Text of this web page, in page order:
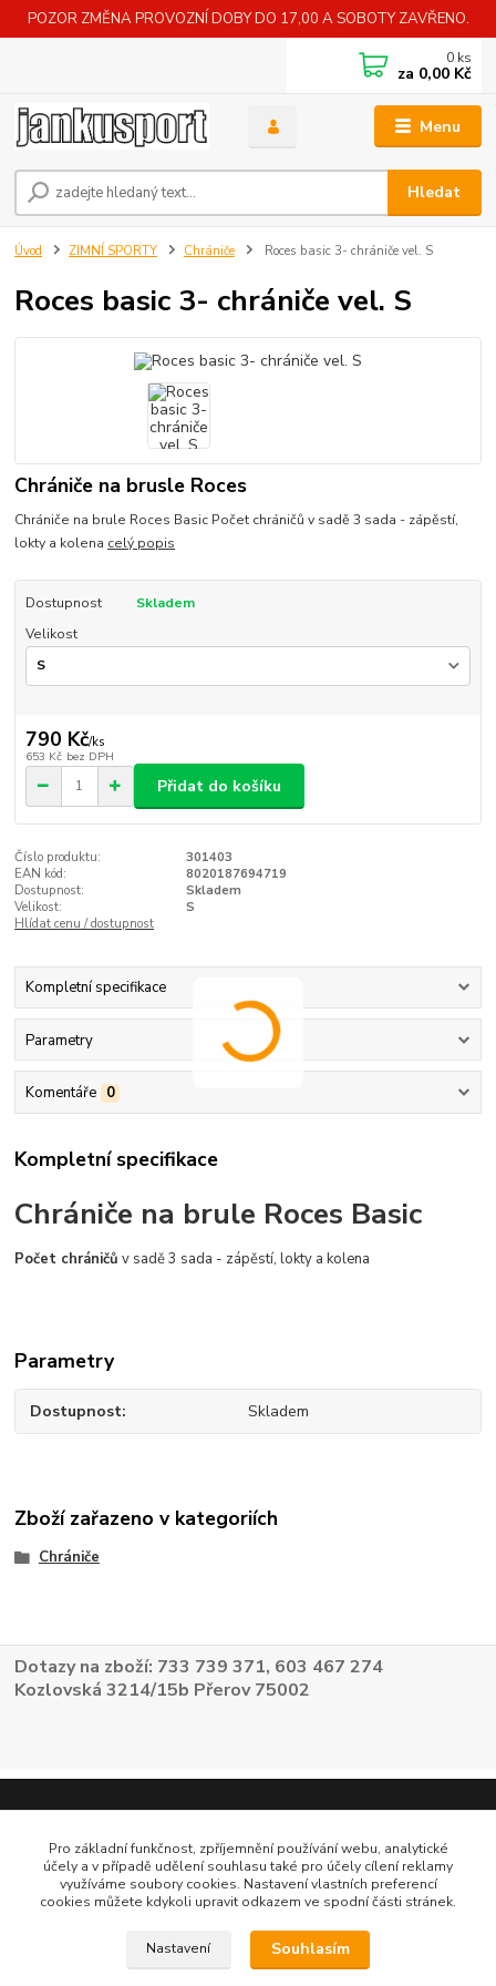
POZOR ZMĚNA PROVOZNÍ DOBY DO 17,00 A SOBOTY ZAVŘENO.
Menu
Hledat
0 ks
za 0,00 Kč
Úvod ZIMNÍ SPORTY Chrániče Roces basic 3- chrániče vel. S
Roces basic 3- chrániče vel. S
Chrániče na brusle Roces
Chrániče na brule Roces Basic Počet chráničů v sadě 3 sada - zápěstí,
lokty a kolena celý popis
Dostupnost
Skladem
Velikost
790 Kč/ks
653 Kč bez DPH
Přidat do košíku
Číslo produktu:
301403
EAN kód:
8020187694719
Dostupnost:
Skladem
Velikost:
S
Hlídat cenu / dostupnost
Kompletní specifikace
Parametry
Komentáře 0
Kompletní specifikace
Chrániče na brule Roces Basic
Počet chráničů v sadě 3 sada - zápěstí, lokty a kolena
Parametry
Dostupnost Skladem
Zboží zařazeno v kategoriích
Chrániče
Dotazy na zboží: 733 739 371, 603 467 274
Kozlovská 3214/15b Přerov 75002
Pro základní funkčnost, zpříjemnění používání webu, analytické
účely a v případě udělení souhlasu také pro účely cílení reklamy
využíváme soubory cookies. Nastavení vlastních preferencí
cookies můžete kdykoli upravit odkazem ve spodní části stránek.
Nastavení Souhlasím